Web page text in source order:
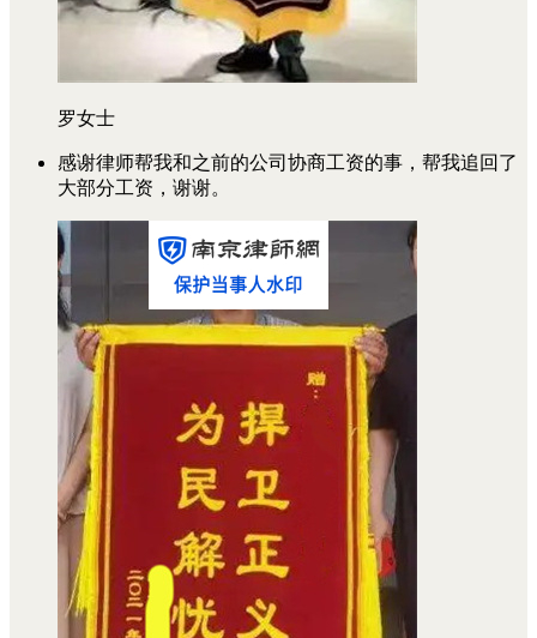
罗女士
感谢律师帮我和之前的公司协商工资的事，帮我追回了
大部分工资，谢谢。